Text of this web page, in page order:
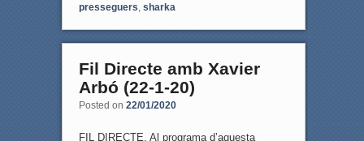
presseguers, sharka
Fil Directe amb Xavier
Arbó (22-1-20)
Posted on 22/01/2020
FIL DIRECTE. Al programa d’aquesta